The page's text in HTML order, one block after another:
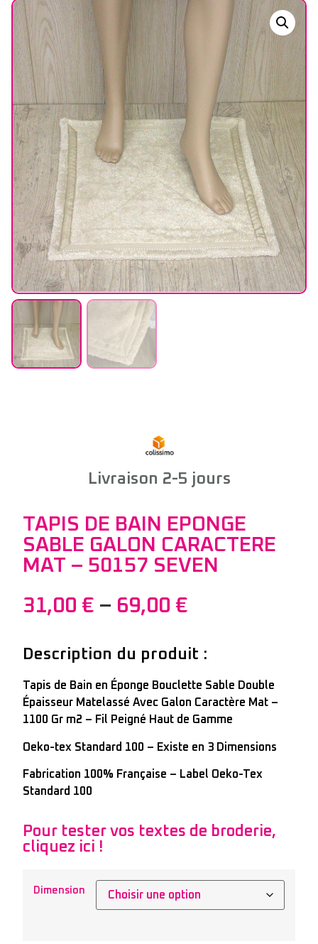
Livraison 2-5 jours
TAPIS DE BAIN EPONGE
SABLE GALON CARACTERE
MAT – 50157 SEVEN
31,00 € – 69,00 €
Description du produit :
Tapis de Bain en Éponge Bouclette Sable Double
Épaisseur Matelassé Avec Galon Caractère Mat –
1100 Gr m2 – Fil Peigné Haut de Gamme
Oeko-tex Standard 100 – Existe en 3 Dimensions
Fabrication 100% Française – Label Oeko-Tex
Standard 100
Pour tester vos textes de broderie,
cliquez ici !
Dimension